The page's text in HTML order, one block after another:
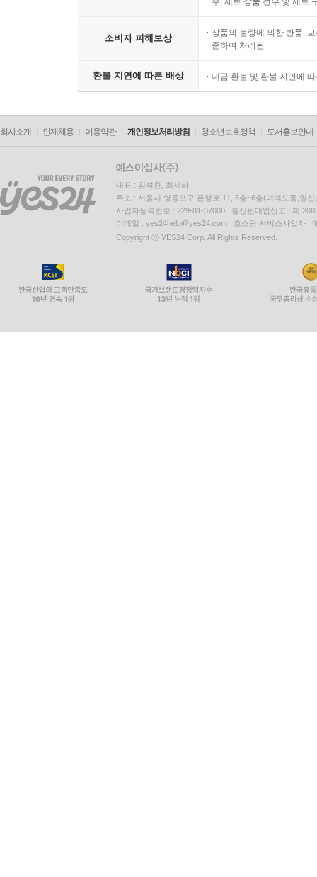
소비자 피해보상
상품의 불량에 의한 반품,
준하여 처리됨
환불 지연에 따른 배상 대금 환불 및 환불 지연에
회사소개 인재채용 이용약관 개인정보처리방침 청소년보호정책 도서홍보안내
대표 : 김석환, 최세라
주소 : 서울시 영등포구 은행로 11, 5층~6층(여의도동,일신
사업자등록번호 : 229-81-37000 통신판매업신고 : 제
이메일 : yes24help@yes24.com 호스팅 서비스사업자 :
Copyright ⓒ YES24 Corp. All Rights Reserved.